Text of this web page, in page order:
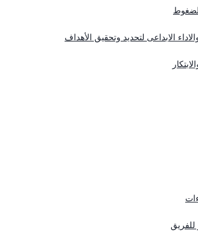
الابداعى لتحديد وتحقيق الأهداف
للفريق